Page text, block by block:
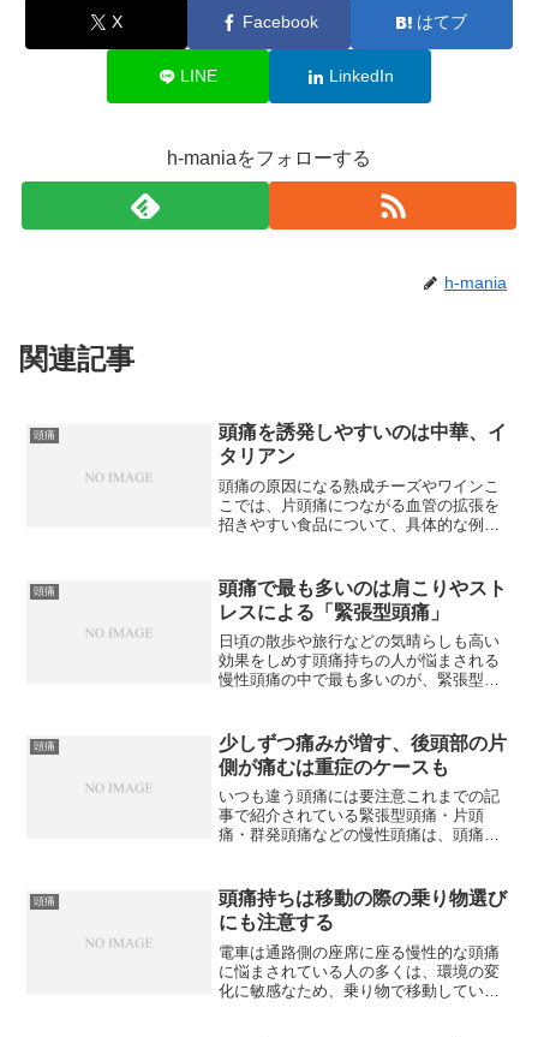
X Facebook はてブ
LINE LinkedIn
h-maniaをフォローする
h-mania
関連記事
頭痛
頭痛を誘発しやすいのは中華、イ
タリアン
頭痛の原因になる熟成チーズやワインこ
こでは、片頭痛につながる血管の拡張を
招きやすい食品について、具体的な例を
頭が痛くなる経験をした人は多いと思い
ます。これは、アルコール...
頭痛
頭痛で最も多いのは肩こりやスト
レスによる「緊張型頭痛」
日頃の散歩や旅行などの気晴らしも高い
効果をしめす頭痛持ちの人が悩まされる
慢性頭痛の中で最も多いのが、緊張型頭
巻きで締めつけるような鈍い痛みがほぼ
毎日続きます。緊張型頭痛...
頭痛
少しずつ痛みが増す、後頭部の片
側が痛むは重症のケースも
いつも違う頭痛には要注意これまでの記
事で紹介されている緊張型頭痛・片頭
痛・群発頭痛などの慢性頭痛は、頭痛そ
どを招きやすくなりますが、今すぐ命に
かかわることはありません。と...
頭痛
頭痛持ちは移動の際の乗り物選び
にも注意する
電車は通路側の座席に座る慢性的な頭痛
に悩まされている人の多くは、環境の変
化に敏感なため、乗り物で移動している